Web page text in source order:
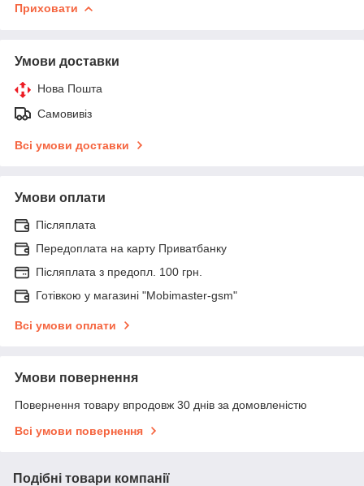
Приховати
Умови доставки
Нова Пошта
Самовивіз
Всі умови доставки
Умови оплати
Післяплата
Передоплата на карту Приватбанку
Післяплата з предопл. 100 грн.
Готівкою у магазині "Mobimaster-gsm"
Всі умови оплати
Умови повернення
Повернення товару впродовж 30 днів за домовленістю
Всі умови повернення
Подібні товари компанії